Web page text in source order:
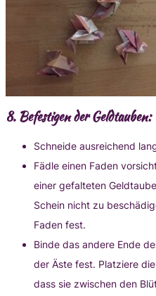
8.Befestigen der Geldtauben:
Schneide ausreichend
Fädle einen Faden
einer gefalteten
Schein nicht zu
Faden fest.
Binde das andere Ende
der Äste fest. Platziere
dass sie zwischen den